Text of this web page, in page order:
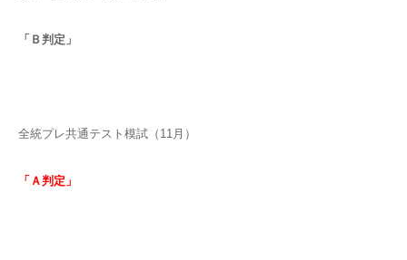
「Ｂ判定」
全統プレ共通テスト模試（11月）
「Ａ判定」